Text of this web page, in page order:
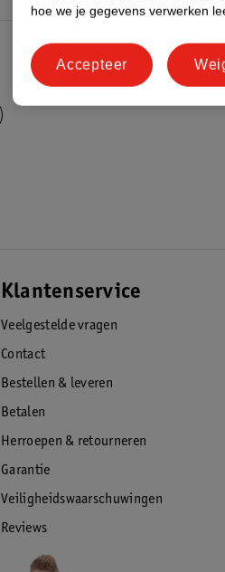
Klantenservice
Veelgestelde vragen
Contact
Bestellen & leveren
Betalen
Herroepen & retourneren
Garantie
Veiligheidswaarschuwingen
Reviews
hoe we je gegevens verwerken
Accepteer